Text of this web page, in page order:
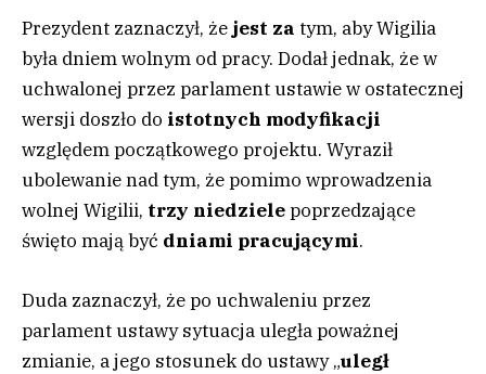
Prezydent zaznaczył, że jest za tym, aby Wigilia
była dniem wolnym od pracy. Dodał jednak, że w
uchwalonej przez parlament ustawie w ostatecznej
wersji doszło do istotnych modyfikacji
względem początkowego projektu. Wyraził
ubolewanie nad tym, że pomimo wprowadzenia
wolnej Wigilii, trzy niedzielepoprzedzające
święto mają być dniami pracującymi.
Duda zaznaczył, że po uchwaleniu przez
parlament ustawy sytuacja uległa poważnej
zmianie, a jego stosunek do ustawy „uległ